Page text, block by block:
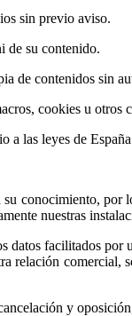
sin previo aviso.
de su contenido.
de contenidos sin
cookies u otros
las leyes de
conocimiento, por
nuestras
facilitados
relación
y